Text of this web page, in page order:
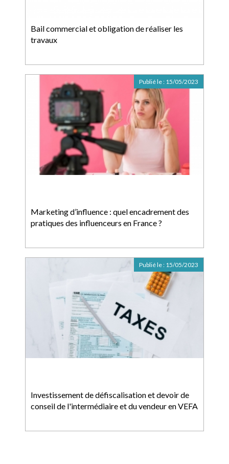
Bail commercial et obligation de réaliser les
travaux
Marketing d’influence : quel encadrement des
pratiques des influenceurs en France ?
Publié le : 15/05/2023
Investissement de défiscalisation et devoir de
conseil de l'intermédiaire et du vendeur en VEFA
Publié le : 15/05/2023